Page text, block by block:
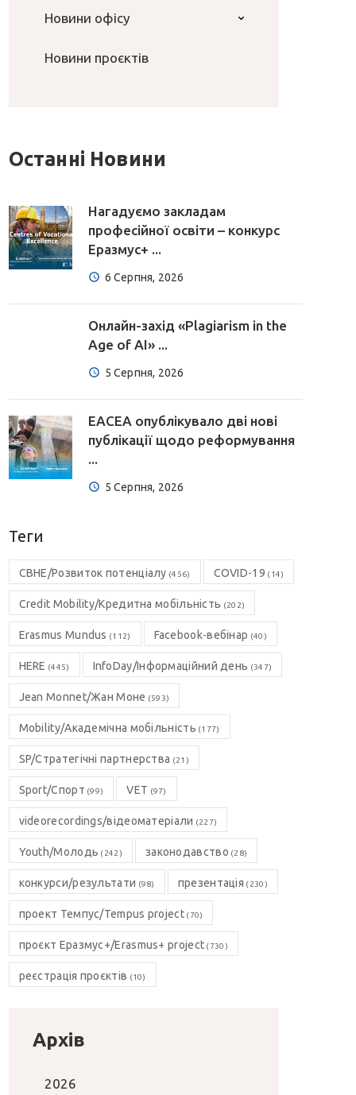
Новини офісу
Новини проєктів
Останні Новини
Нагадуємо закладам
професійної освіти – конкурс
Еразмус+ ...
6 Серпня, 2026
Онлайн-захід «Plagiarism in the
Age of AI» ...
5 Серпня, 2026
EACEA опублікувало дві нові
публікації щодо реформування
...
5 Серпня, 2026
Теги
CBHE/Розвиток потенціалу (456) COVID-19 (14)
Credit Mobility/Кредитна мобільність (202)
Erasmus Mundus (112) Facebook-вебінар (40)
HERE (445) InfoDay/Інформаційний день (347)
Jean Monnet/Жан Моне (593)
Mobility/Академічна мобільність (177)
SP/Стратегічні партнерства (21)
Sport/Спорт (99) VET (97)
videorecordings/відеоматеріали (227)
Youth/Молодь (242) законодавство (28)
конкурси/результати (98) презентація (230)
проект Темпус/Tempus project(70)
проєкт Еразмус+/Erasmus+ project (730)
реєстрація проєктів (10)
Архів
2026